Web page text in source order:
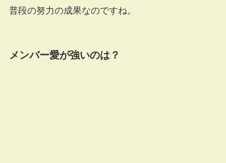
普段の努力の成果なのですね。
メンバー愛が強いのは？